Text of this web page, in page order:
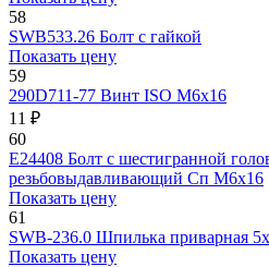
58
SWВ533.26 Болт с гайкой
Показать цену
59
290D711-77 Винт ISO М6х16
11 ₽
60
E24408 Болт с шестигранной
резьбовыдавливающий Сп М6х16
Показать цену
61
SWB-236.0 Шпилька приварная
Показать цену